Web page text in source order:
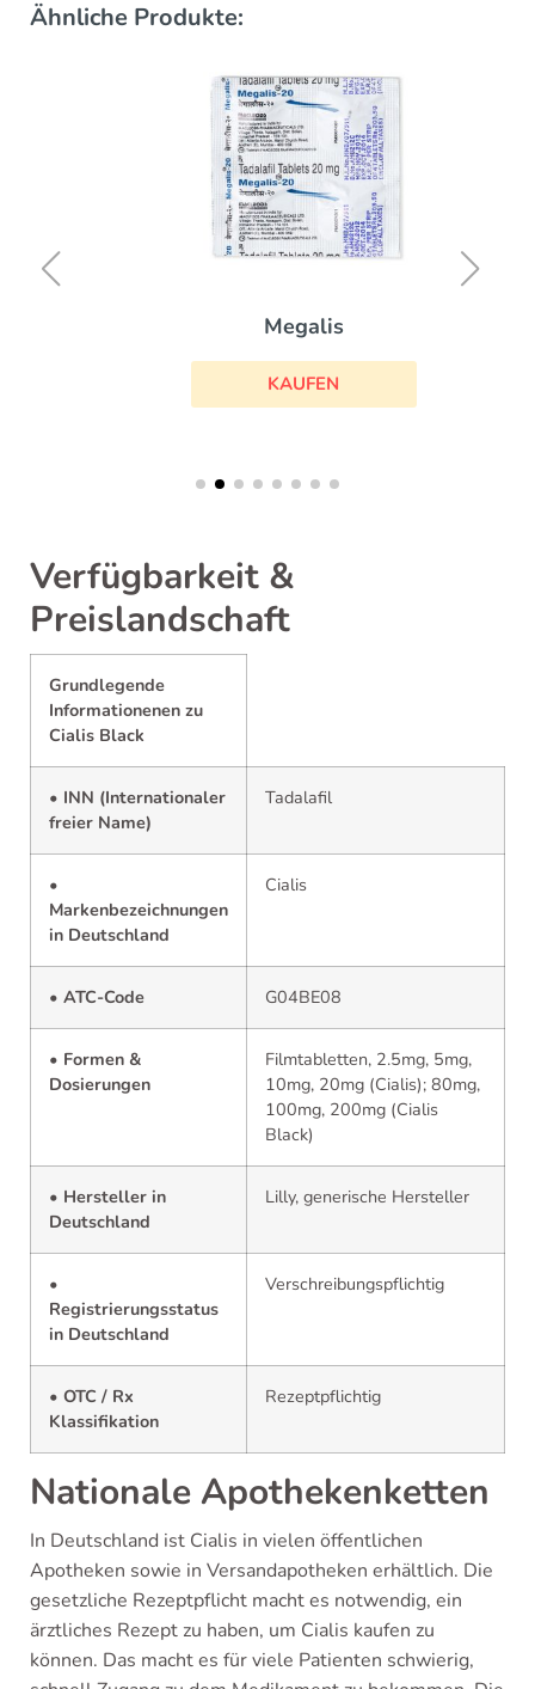
Ähnliche Produkte:
Megalis
KAUFEN
Verfügbarkeit &
Preislandschaft
Grundlegende
Informationenen zu
Cialis Black
• INN (Internationaler
freier Name)
Tadalafil
•
Markenbezeichnungen
in Deutschland
Cialis
• ATC-Code G04BE08
• Formen &
Dosierungen
Filmtabletten, 2.5mg, 5mg,
10mg, 20mg (Cialis); 80mg,
100mg, 200mg (Cialis
Black)
• Hersteller in
Deutschland
Lilly, generische Hersteller
•
Registrierungsstatus
in Deutschland
Verschreibungspflichtig
• OTC / Rx
Klassifikation
Rezeptpflichtig
Nationale Apothekenketten
In Deutschland ist Cialis in vielen öffentlichen
Apotheken sowie in Versandapotheken erhältlich. Die
gesetzliche Rezeptpflicht macht es notwendig, ein
ärztliches Rezept zu haben, um Cialis kaufen zu
können. Das macht es für viele Patienten schwierig,